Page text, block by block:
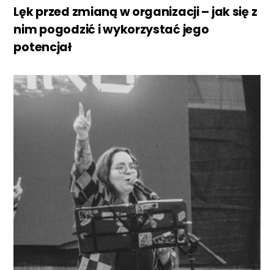
Lęk przed zmianą w organizacji – jak się z
nim pogodzić i wykorzystać jego
potencjał